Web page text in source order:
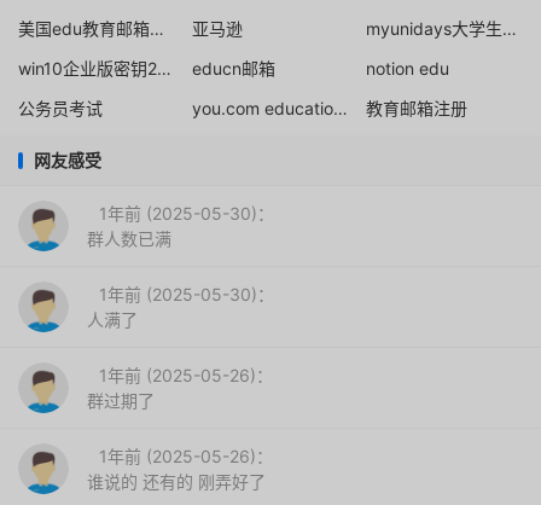
美国edu教育邮箱申请，edu邮箱怎么注册
亚马逊
myunidays大学生认证
win10企业版密钥2020
educn邮箱
notion edu
公务员考试
you.com education plan 教育邮箱注册
网友感受
1年前 (2025-05-30)：
群人数已满
1年前 (2025-05-30)：
人满了
1年前 (2025-05-26)：
群过期了
1年前 (2025-05-26)：
谁说的 还有的 刚弄好了